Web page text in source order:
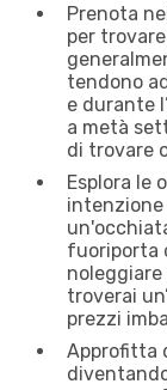
Prenota
per
tendono
e durante
a metà
di trovare
Esplora le
intenzione
fuoriporta
noleggiare
troverai
prezzi
Approfitta